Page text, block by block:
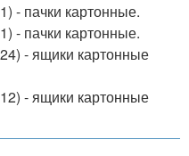
- пачки картонные.
- пачки картонные.
- ящики картонные
- ящики картонные